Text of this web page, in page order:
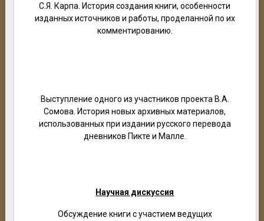
С.Я. Карпа. История создания книги, особенности
изданных источников и работы, проделанной по их
комментированию.
Выступление одного из участников проекта В.А.
Сомова. История новых архивных материалов,
использованных при издании русского перевода
дневников Пикте и Малле.
Научная дискуссия
Обсуждение книги с участием ведущих